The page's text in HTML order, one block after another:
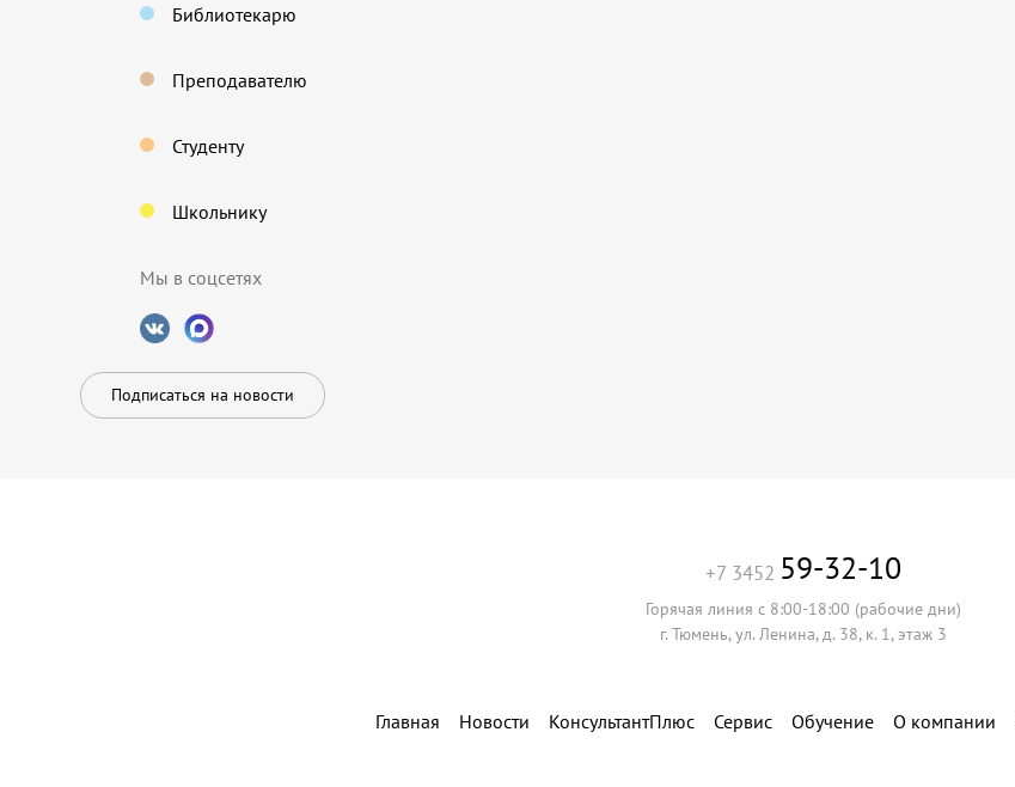
Библиотекарю
Преподавателю
Студенту
Школьнику
Мы в соцсетях
Подписаться на новости
+7 3452 59-32-10
Горячая линия с 8:00-18:00 (рабочие дни)
г. Тюмень, ул. Ленина, д. 38, к. 1, этаж 3
Главная Новости КонсультантПлюс Сервис Обучение О компании